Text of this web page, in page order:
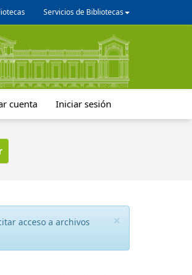
Servicios de Bibliotecas
cuenta Iniciar sesión
×
acceso a archivos